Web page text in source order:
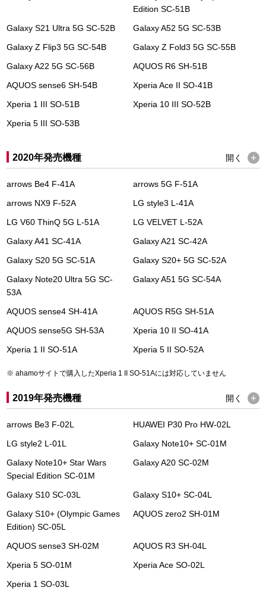
Edition SC-51B
Galaxy S21 Ultra 5G SC-52B
Galaxy A52 5G SC-53B
Galaxy Z Flip3 5G SC-54B
Galaxy Z Fold3 5G SC-55B
Galaxy A22 5G SC-56B
AQUOS R6 SH-51B
AQUOS sense6 SH-54B
Xperia Ace II SO-41B
Xperia 1 III SO-51B
Xperia 10 III SO-52B
Xperia 5 III SO-53B
2020年発売機種 開く
arrows Be4 F-41A
arrows 5G F-51A
arrows NX9 F-52A
LG style3 L-41A
LG V60 ThinQ 5G L-51A
LG VELVET L-52A
Galaxy A41 SC-41A
Galaxy A21 SC-42A
Galaxy S20 5G SC-51A
Galaxy S20+ 5G SC-52A
Galaxy Note20 Ultra 5G SC-
53A
Galaxy A51 5G SC-54A
AQUOS sense4 SH-41A
AQUOS R5G SH-51A
AQUOS sense5G SH-53A
Xperia 10 II SO-41A
Xperia 1 II SO-51A
Xperia 5 II SO-52A
ahamoサイトで購入したXperia 1 II SO-51Aには対応していません
2019年発売機種 開く
arrows Be3 F-02L
HUAWEI P30 Pro HW-02L
LG style2 L-01L
Galaxy Note10+ SC-01M
Galaxy Note10+ Star Wars
Special Edition SC-01M
Galaxy A20 SC-02M
Galaxy S10 SC-03L
Galaxy S10+ SC-04L
Galaxy S10+ (Olympic Games
Edition) SC-05L
AQUOS zero2 SH-01M
AQUOS sense3 SH-02M
AQUOS R3 SH-04L
Xperia 5 SO-01M
Xperia Ace SO-02L
Xperia 1 SO-03L